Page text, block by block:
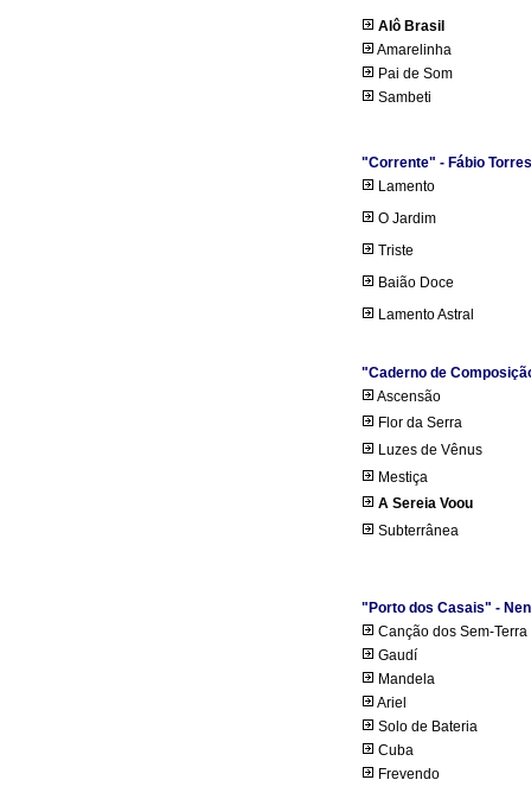
Alô Brasil
Amarelinha
Pai de Som
Sambeti
"Corrente" - Fábio
Lamento
O Jardim
Triste
Baião Doce
Lamento Astral
"Caderno de
Ascensão
Flor da Serra
Luzes de Vênus
Mestiça
A Sereia Voou
Subterrânea
"Porto dos Casais" -
Canção dos Sem-Terra
Gaudí
Mandela
Ariel
Solo de Bateria
Cuba
Frevendo